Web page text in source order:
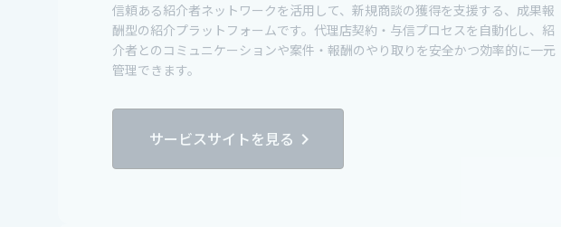
信頼ある紹介者ネットワークを活用して、新規商談の獲得を支援する、成果報
酬型の紹介プラットフォームです。代理店契約・与信プロセスを自動化し、紹
介者とのコミュニケーションや案件・報酬のやり取りを安全かつ効率的に一元
管理できます。
サービスサイトを見る chevron_right